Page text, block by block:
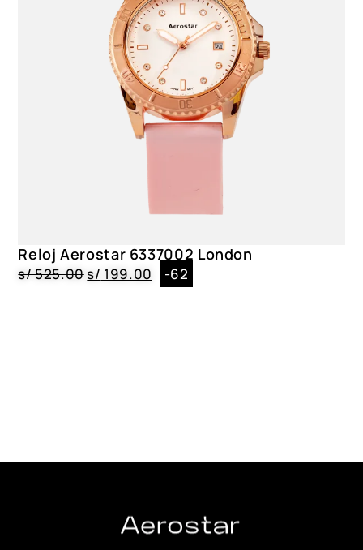
Reloj Aerostar 6337002 London
s/525.00s/ 199.00 -62